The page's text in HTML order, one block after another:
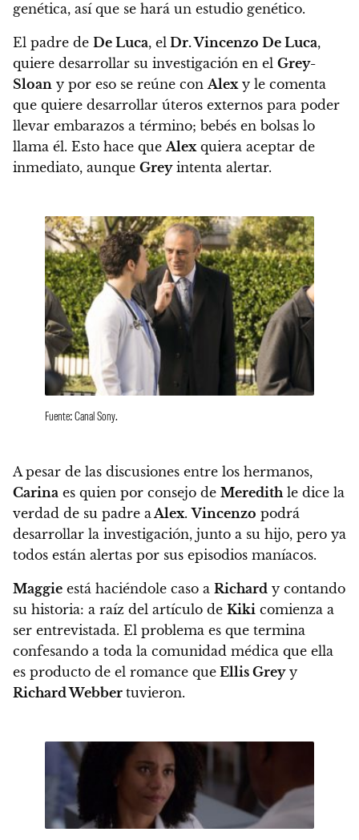
genética, así que se hará un estudio genético.
El padre de De Luca, el Dr. Vincenzo De Luca,
quiere desarrollar su investigación en el Grey-
Sloan y por eso se reúne conAlexy le comenta
que quiere desarrollar úteros externos para poder
llevar embarazos a término; bebés en bolsas lo
llama él. Esto hace queAlexquiera aceptar de
inmediato, aunque Greyintenta alertar.
Fuente: Canal Sony.
A pesar de las discusiones entre los hermanos,
Carina es quien por consejo de Meredithle dice la
verdad de su padre aAlex.Vincenzo podrá
desarrollar la investigación, junto a su hijo, pero ya
todos están alertas por sus episodios maníacos.
Maggie está haciéndole caso a Richard y contando
su historia: a raíz del artículo de Kiki comienza a
ser entrevistada. El problema es que termina
confesando a toda la comunidad médica que ella
es producto de el romance que Ellis Greyy
Richard Webber tuvieron.